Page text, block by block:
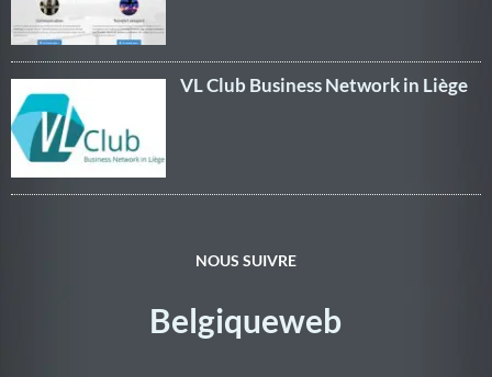
VL Club Business Network in Liège
NOUS SUIVRE
Belgiqueweb